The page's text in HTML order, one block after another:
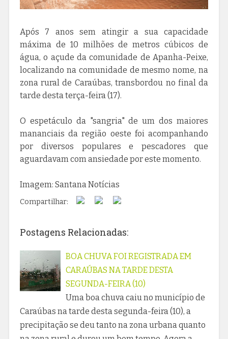
Após 7 anos sem atingir a sua capacidade
máxima de 10 milhões de metros cúbicos de
água, o açude da comunidade de Apanha-Peixe,
localizando na comunidade de mesmo nome, na
zona rural de Caraúbas, transbordou no final da
tarde desta terça-feira (17).
O espetáculo da "sangria" de um dos maiores
mananciais da região oeste foi acompanhando
por diversos populares e pescadores que
aguardavam com ansiedade por este momento.
Imagem: Santana Notícias
Compartilhar:
Postagens Relacionadas:
BOA CHUVA FOI REGISTRADA EM
CARAÚBAS NA TARDE DESTA
SEGUNDA-FEIRA (10)
Uma boa chuva caiu no município de
Caraúbas na tarde desta segunda-feira (10), a
precipitação se deu tanto na zona urbana quanto